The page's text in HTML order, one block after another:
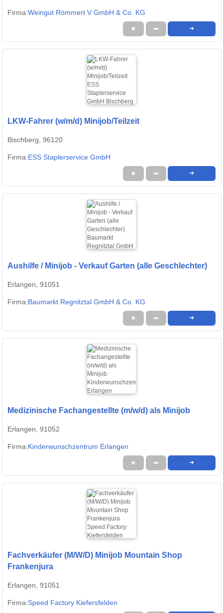
Firma:Weingut Römmert V GmbH & Co. KG
★ ➦ ➜
LKW-Fahrer (w/m/d) Minijob/Teilzeit
Bischberg, 96120
Firma:ESS Staplerservice GmbH
★ ➦ ➜
Aushilfe / Minijob - Verkauf Garten (alle Geschlechter)
Erlangen, 91051
Firma:Baumarkt Regnitztal GmbH & Co. KG
★ ➦ ➜
Medizinische Fachangestellte (m/w/d) als Minijob
Erlangen, 91052
Firma:Kinderwunschzentrum Erlangen
★ ➦ ➜
Fachverkäufer (M/W/D) Minijob Mountain Shop
Frankenjura
Erlangen, 91051
Firma:Speed Factory Kiefersfelden